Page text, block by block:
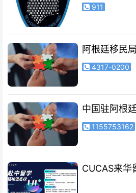
911
阿根廷移民局
4317-0200
中国驻阿根
1155753162
CUCAS来华